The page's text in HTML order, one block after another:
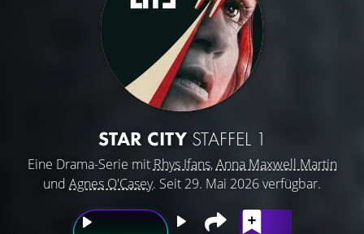
STAR CITY STAFFEL 1
Eine Drama-Serie mit Rhys Ifans,Anna Maxwell Martin
und Agnes O'Casey. Seit 29. Mai 2026 verfügbar.